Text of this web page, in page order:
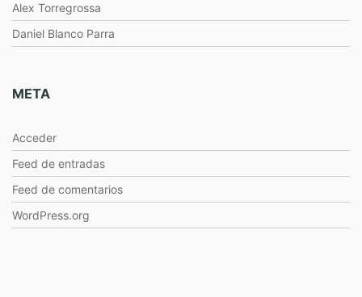
Alex Torregrossa
Daniel Blanco Parra
META
Acceder
Feed de entradas
Feed de comentarios
WordPress.org